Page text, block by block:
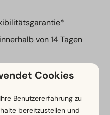
von 14 Tagen
möglich*
anzeigen
Cookies
Benutzererfahrung zu
bereitzustellen und